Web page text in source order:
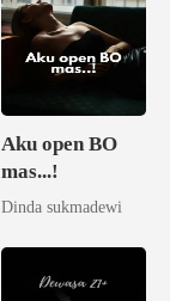
Aku open BO
mas...!
Dinda sukmadewi